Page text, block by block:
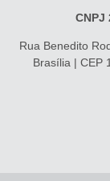
CNPJ
Rua Benedito
Brasília | CEP